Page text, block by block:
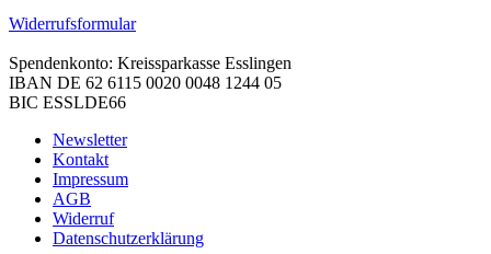
Widerrufsformular
Spendenkonto: Kreissparkasse Esslingen
IBAN DE 62 6115 0020 0048 1244 05
BIC ESSLDE66
Newsletter
Kontakt
Impressum
AGB
Widerruf
Datenschutzerklärung